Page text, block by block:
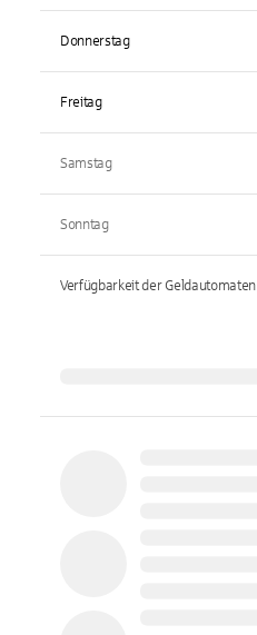
Donnerstag
Freitag
Samstag
Sonntag
Verfügbarkeit der Geldautomaten